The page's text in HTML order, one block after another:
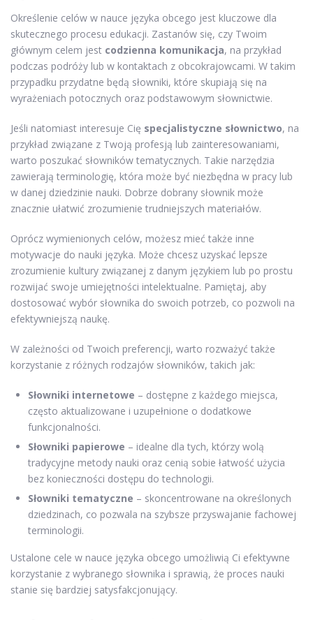
Określenie celów w nauce języka obcego jest kluczowe dla
skutecznego procesu edukacji. Zastanów się, czy Twoim
głównym celem jest codzienna komunikacja, na przykład
podczas podróży lub w kontaktach z obcokrajowcami. W takim
przypadku przydatne będą słowniki, które skupiają się na
wyrażeniach potocznych oraz podstawowym słownictwie.
Jeśli natomiast interesuje Cię specjalistyczne słownictwo, na
przykład związane z Twoją profesją lub zainteresowaniami,
warto poszukać słowników tematycznych. Takie narzędzia
zawierają terminologię, która może być niezbędna w pracy lub
w danej dziedzinie nauki. Dobrze dobrany słownik może
znacznie ułatwić zrozumienie trudniejszych materiałów.
Oprócz wymienionych celów, możesz mieć także inne
motywacje do nauki języka. Może chcesz uzyskać lepsze
zrozumienie kultury związanej z danym językiem lub po prostu
rozwijać swoje umiejętności intelektualne. Pamiętaj, aby
dostosować wybór słownika do swoich potrzeb, co pozwoli na
efektywniejszą naukę.
W zależności od Twoich preferencji, warto rozważyć także
korzystanie z różnych rodzajów słowników, takich jak:
Słowniki internetowe – dostępne z każdego miejsca,
często aktualizowane i uzupełnione o dodatkowe
funkcjonalności.
Słowniki papierowe – idealne dla tych, którzy wolą
tradycyjne metody nauki oraz cenią sobie łatwość użycia
bez konieczności dostępu do technologii.
Słowniki tematyczne – skoncentrowane na określonych
dziedzinach, co pozwala na szybsze przyswajanie fachowej
terminologii.
Ustalone cele w nauce języka obcego umożliwią Ci efektywne
korzystanie z wybranego słownika i sprawią, że proces nauki
stanie się bardziej satysfakcjonujący.